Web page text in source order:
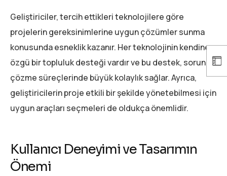
Geliştiriciler, tercih ettikleri teknolojilere göre
projelerin gereksinimlerine uygun çözümler sunma
konusunda esneklik kazanır. Her teknolojinin kendine
özgü bir topluluk desteği vardır ve bu destek, sorun
çözme süreçlerinde büyük kolaylık sağlar. Ayrıca,
geliştiricilerin proje etkili bir şekilde yönetebilmesi için
uygun araçları seçmeleri de oldukça önemlidir.
Kullanıcı Deneyimi ve Tasarımın
Önemi